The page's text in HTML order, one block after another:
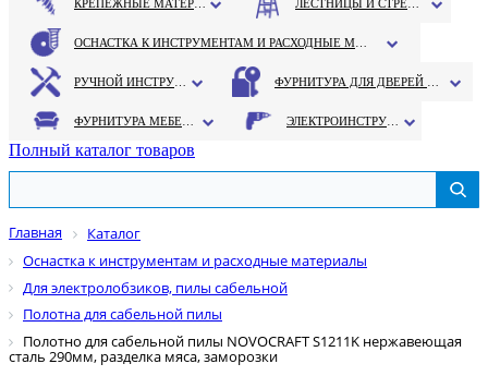
Полный каталог товаров
Главная
Каталог
Оснастка к инструментам и расходные материалы
Для электролобзиков, пилы сабельной
Полотна для сабельной пилы
Полотно для сабельной пилы NOVOCRAFT S1211K нержавеющая
сталь 290мм, разделка мяса, заморозки